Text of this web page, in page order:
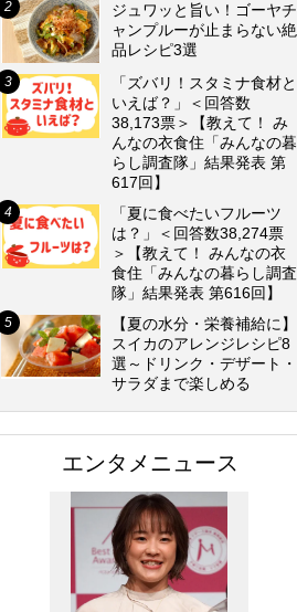
ジュワッと旨い！ゴーヤチ
ャンプルーが止まらない絶
品レシピ3選
「ズバリ！スタミナ食材と
いえば？」＜回答数
38,173票＞【教えて！ み
んなの衣食住「みんなの暮
らし調査隊」結果発表 第
617回】
「夏に食べたいフルーツ
は？」＜回答数38,274票
＞【教えて！ みんなの衣
食住「みんなの暮らし調査
隊」結果発表 第616回】
【夏の水分・栄養補給に】
スイカのアレンジレシピ8
選～ドリンク・デザート・
サラダまで楽しめる
エンタメニュース